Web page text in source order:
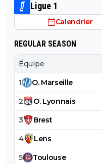
pourrir le vestiaire !
Ligue 1
Calendrier
REGULAR SEASON
Équipe
1 O. Marseille
2 O. Lyonnais
3 Brest
4 Lens
5 Toulouse